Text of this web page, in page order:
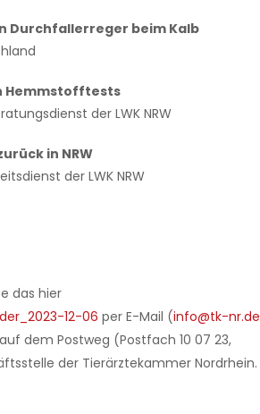
Durchfallerreger beim Kalb
Hemmstofftests
der LWK NRW
in NRW
der LWK NRW
das hier
12-06 per E-Mail (info@tk-nr.de
dem Postweg (Postfach 10 07 23,
der Tierärztekammer Nordrhein.